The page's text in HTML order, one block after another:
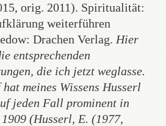
orig. 2011). Spiritualität:
weiterführen
Drachen Verlag. Hier
entsprechenden
die ich jetzt weglasse.
meines Wissens Husserl
jeden Fall prominent in
(Husserl, E. (1977,